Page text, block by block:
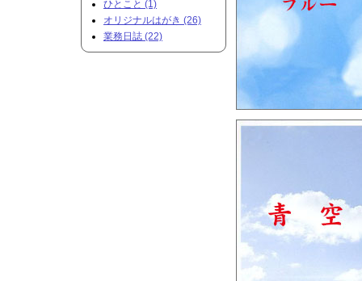
ひとこと (1)
オリジナルはがき (26)
業務日誌 (22)